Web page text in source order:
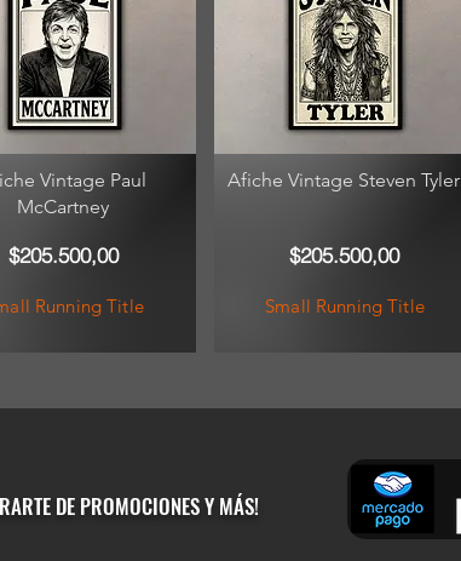
Vintage Paul
McCartney
$205.500,00
Running Title
Afiche Vintage Steven Tyler
$205.500,00
Small Running Title
DE PROMOCIONES Y MÁS!